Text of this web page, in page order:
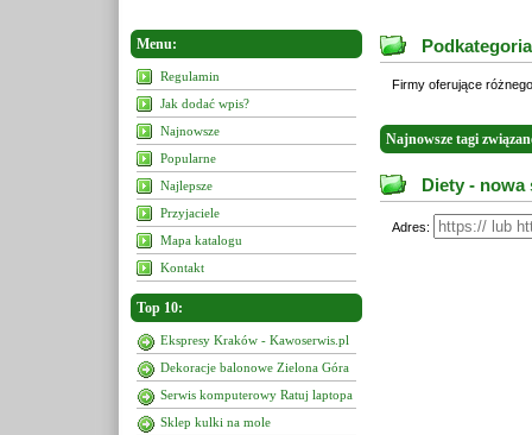
Menu:
Regulamin
Jak dodać wpis?
Najnowsze
Popularne
Najlepsze
Przyjaciele
Mapa katalogu
Kontakt
Top 10:
Ekspresy Kraków - Kawoserwis.pl
Dekoracje balonowe Zielona Góra
Serwis komputerowy Ratuj laptopa
Sklep kulki na mole
Firmy oferujące
Najnowsze tagi
Diety - nowa
Adres: